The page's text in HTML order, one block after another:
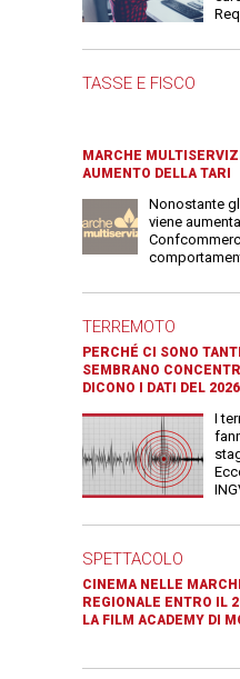
TASSE E FISCO
MARCHE
AUMENTO DELLA TARI
Nonostante
viene
TERREMOTO
PERCHÉ CI SONO
SEMBRANO
DICONO I DATI DEL 2026
I
SPETTACOLO
CINEMA NELLE
REGIONALE ENTRO IL
LA FILM ACADEMY DI